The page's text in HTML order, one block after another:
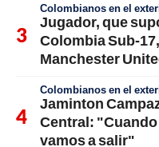
Colombianos en el
Jugador, que
Colombia Sub-
Manchester
Colombianos en el
Jaminton
Central:
vamos a salir"